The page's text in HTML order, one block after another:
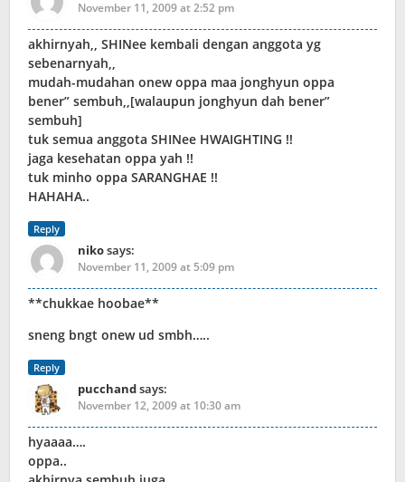
November 11, 2009 at 2:52 pm
akhirnyah,, SHINee kembali dengan anggota yg
sebenarnyah,,
mudah-mudahan onew oppa maa jonghyun oppa
bener” sembuh,,[walaupun jonghyun dah bener”
sembuh]
tuk semua anggota SHINee HWAIGHTING !!
jaga kesehatan oppa yah !!
tuk minho oppa SARANGHAE !!
HAHAHA..
Reply
nikosays:
November 11, 2009 at 5:09 pm
**chukkae hoobae**
sneng bngt onew ud smbh…..
Reply
pucchandsays:
November 12, 2009 at 10:30 am
hyaaaa….
oppa..